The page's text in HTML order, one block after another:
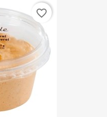
favorite_border